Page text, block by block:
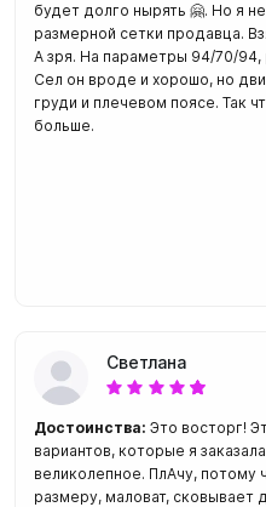
будет долго нырять 🤗. Но я
размерной сетки продавца.
А зря. На параметры 94/70/94,
Сел он вроде и хорошо, но
груди и плечевом поясе. Так
больше.
Светлана
Достоинства: Это восторг!
вариантов, которые я
великолепное. ПлАчу, потому
размеру, маловат, сковывает